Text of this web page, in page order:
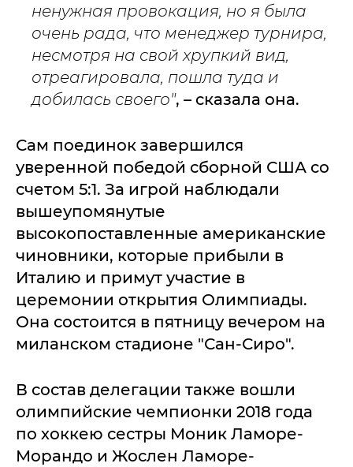
ненужная провокация, но я была
очень рада, что менеджер турнира,
несмотря на свой хрупкий вид,
отреагировала, пошла туда и
добилась своего", – сказала она.
Сам поединок завершился
уверенной победой сборной США со
счетом 5:1. За игрой наблюдали
вышеупомянутые
высокопоставленные американские
чиновники, которые прибыли в
Италию и примут участие в
церемонии открытия Олимпиады.
Она состоится в пятницу вечером на
миланском стадионе "Сан-Сиро".
В состав делегации также вошли
олимпийские чемпионки 2018 года
по хоккею сестры Моник Ламоре-
Морандо и Жослен Ламоре-